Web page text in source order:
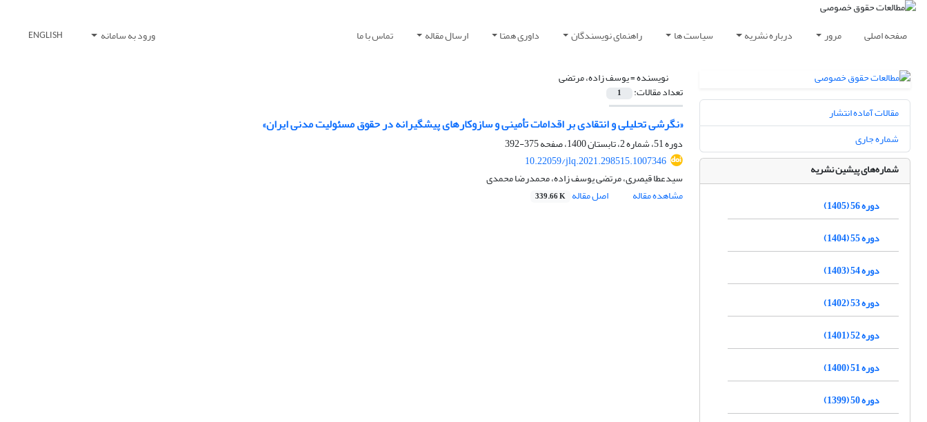
صفحه اصلی مرور درباره نشریه سیاست ها راهنمای نویسندگان داوری همتا ارسال مقاله تماس با ما ورود به سامانه ENGLISH
نویسنده =یوسف زاده، مرتضی
تعداد مقالات: 1
«نگرشی تحلیلی و انتقادی بر اقدامات تأمینی و سازوکارهای پیشگیرانه در حقوق مسئولیت مدنی ایران»
دوره 51، شماره 2، تابستان 1400، صفحه
375-392
10.22059/jlq.2021.298515.1007346
سیدعطا قیصری، مرتضی یوسف زاده، محمدرضا محمدی
مشاهده مقاله
اصل مقاله 339.66 K
مقالات آماده انتشار
شماره جاری
شماره‌های پیشین نشریه
دوره 56 (1405)
دوره 55 (1404)
دوره 54 (1403)
دوره 53 (1402)
دوره 52 (1401)
دوره 51 (1400)
دوره 50 (1399)